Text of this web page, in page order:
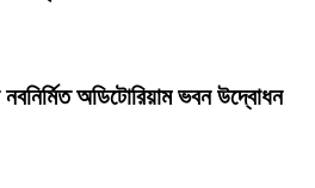
অডিটোরিয়াম ভবন উদ্বোধন